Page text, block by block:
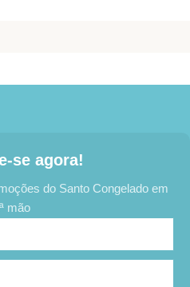
se agora!
do Santo Congelado em
mão